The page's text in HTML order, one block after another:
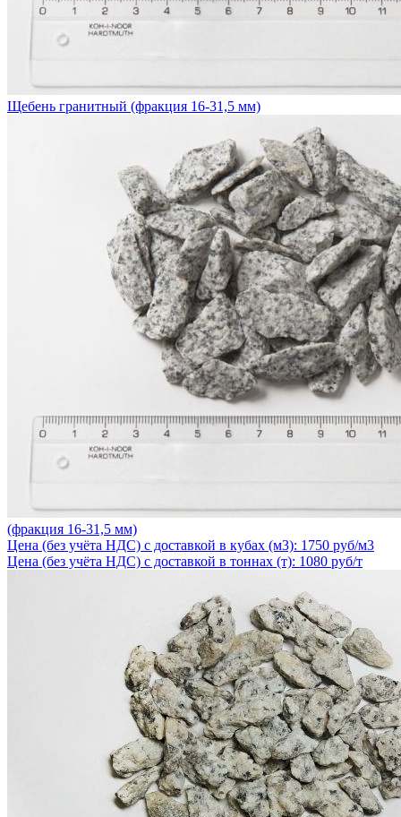
Щебень гранитный (фракция 16-31,5 мм)
(фракция 16-31,5 мм)
Цена (без учёта НДС) с доставкой в кубах (м3): 1750 руб/м3
Цена (без учёта НДС) с доставкой в тоннах (т): 1080 руб/т